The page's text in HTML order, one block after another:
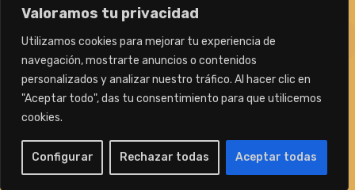
Valoramos tu privacidad
Utilizamos cookies para mejorar tu experiencia de
navegación, mostrarte anuncios o contenidos
personalizados y analizar nuestro tráfico. Al hacer clic en
"Aceptar todo", das tu consentimiento para que utilicemos
cookies.
Configurar Rechazar todas Aceptar todas
únicamente para mantenerte al
día de nuestras publicaciones.
Caminamos con Teresa